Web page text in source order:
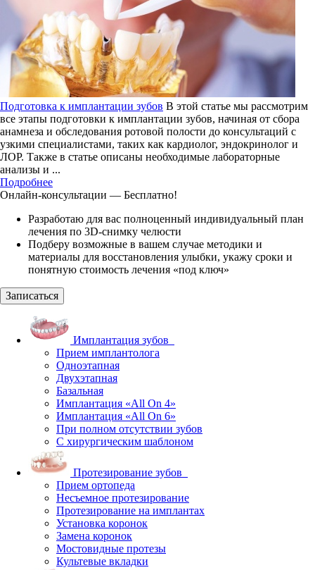
Подготовка к имплантации зубов В этой статье мы рассмотрим
все этапы подготовки к имплантации зубов, начиная от сбора
анамнеза и обследования ротовой полости до консультаций с
узкими специалистами, таких как кардиолог, эндокринолог и
ЛОР. Также в статье описаны необходимые лабораторные
анализы и ...
Подробнее
Онлайн-консультации — Бесплатно!
Разработаю для вас полноценный индивидуальный план
лечения по 3D-снимку челюсти
Подберу возможные в вашем случае методики и
материалы для восстановления улыбки, укажу сроки и
понятную стоимость лечения «под ключ»
Записаться
Имплантация зубов
Прием имплантолога
Одноэтапная
Двухэтапная
Базальная
Имплантация «All On 4»
Имплантация «All On 6»
При полном отсутствии зубов
С хирургическим шаблоном
Протезирование зубов
Прием ортопеда
Несъемное протезирование
Протезирование на имплантах
Установка коронок
Замена коронок
Мостовидные протезы
Культевые вкладки